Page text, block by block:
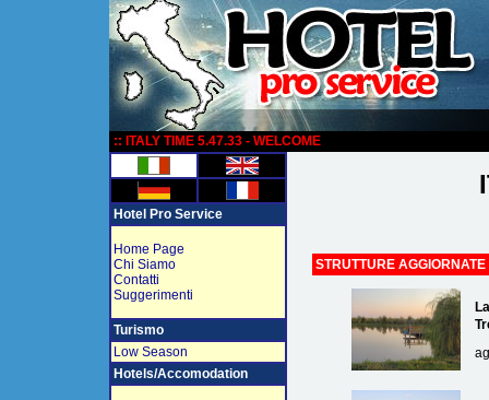
:: ITALY TIME 5.47.33 - WELCOME
Hotel Pro Service
Home Page
Chi Siamo
Contatti
Suggerimenti
Turismo
Low Season
Hotels/Accomodation
STRUTTURE